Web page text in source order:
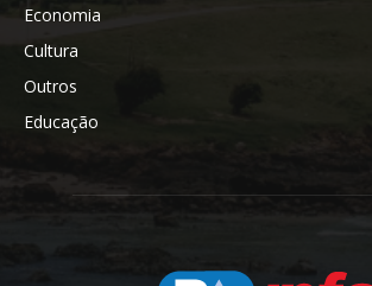
Economia
Cultura
Outros
Educação